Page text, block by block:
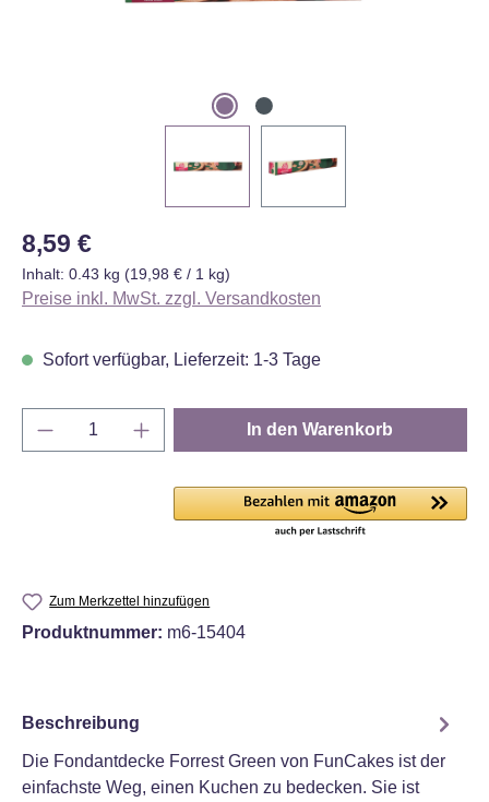
Regulärer Preis:
8,59 €
Inhalt: 0.43 kg (19,98 € / 1 kg)
Preise inkl. MwSt. zzgl. Versandkosten
Sofort verfügbar, Lieferzeit: 1-3 Tage
Produkt Anzahl: Gib den gewünschten
In den Warenkorb
Zum Merkzettel hinzufügen
Produktnummer: m6-15404
Beschreibung
Die Fondantdecke Forrest Green von FunCakes ist der
einfachste Weg, einen Kuchen zu bedecken. Sie ist